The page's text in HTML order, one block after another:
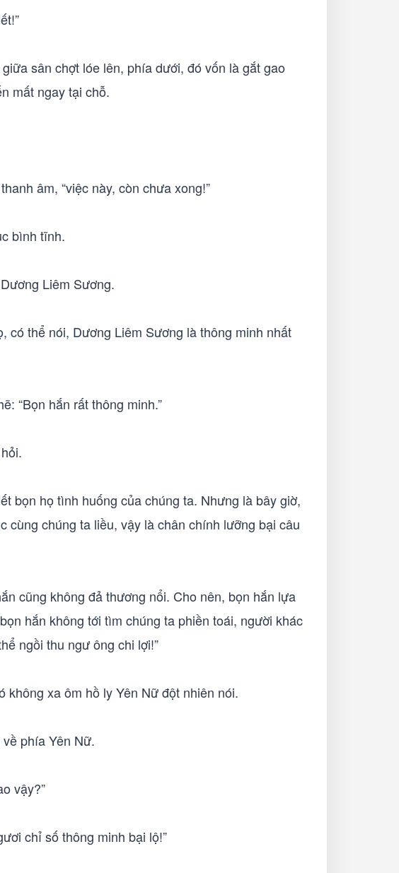
sân chợt lóe lên, phía dưới, đó vốn là gắt gao
mất ngay tại chỗ.
âm, “việc này, còn chưa xong!”
bình tĩnh.
Liêm Sương.
có thể nói, Dương Liêm Sương là thông minh nhất
“Bọn hắn rất thông minh.”
bọn họ tình huống của chúng ta. Nhưng là bây giờ,
cùng chúng ta liều, vậy là chân chính lưỡng bại câu
cũng không đả thương nổi. Cho nên, bọn hắn lựa
hắn không tới tìm chúng ta phiền toái, người khác
ngồi thu ngư ông chi lợi!”
không xa ôm hồ ly Yên Nữ đột nhiên nói.
phía Yên Nữ.
vậy?”
chỉ số thông minh bại lộ!”